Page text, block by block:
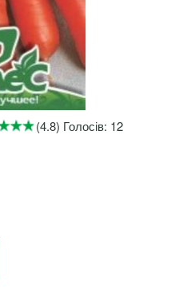
(4.8) Голосів: 12